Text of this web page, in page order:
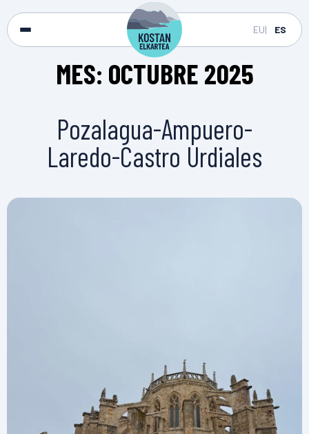
EU ES
MES: OCTUBRE 2025
Pozalagua-Ampuero-
Laredo-Castro Urdiales